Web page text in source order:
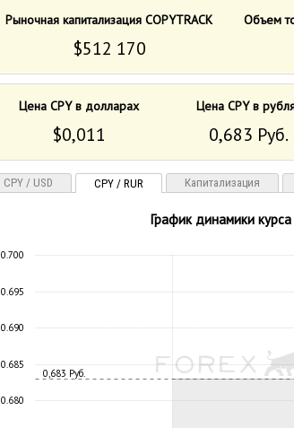
Рыночная капитализация COPYTRACK Объем
$512 170
Цена CPY в долларах Цена CPY в
$0,011 0,683 Руб.
CPY / USD CPY / RUR Капитализация
График динамики курса
0,683 Руб.
0.680
0.685
0.690
0.695
0.700